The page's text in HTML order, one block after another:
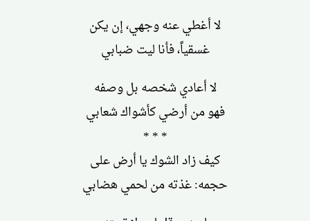
لا أغطي عنه وجهي، إن يكن
غسقياً، فأنا ليت ضبابي
لا أعادي شخصه بل وصفه
فهو من أرضي كأشواك شعابي
* * *
كيف زاد الشوك يا أرض على
حجمه: غذته من لحمي هضابي